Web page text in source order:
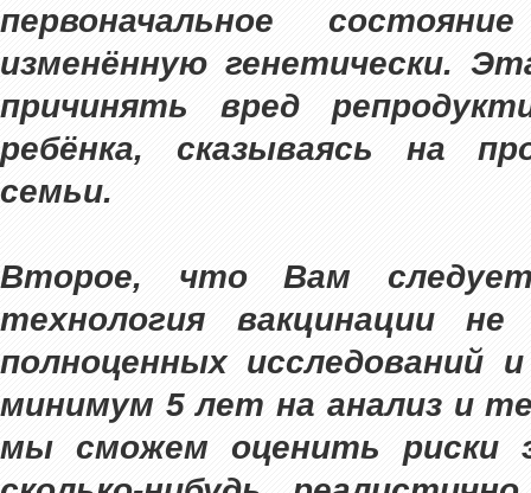
первоначальное
изменённую генетически.
причинять вред
ребёнка, сказываясь на
семьи.
Второе, что Вам
технология вакцинации
полноценных исследований
минимум 5 лет на анализ и
мы сможем оценить риски